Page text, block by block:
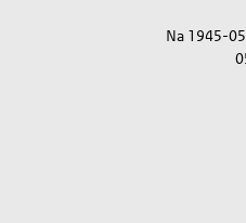
Na 1945-